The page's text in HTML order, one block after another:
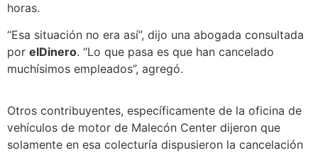
horas.
“Esa situación no era así”, dijo una abogada consultada
por elDinero. “Lo que pasa es que han cancelado
muchísimos empleados”, agregó.
Otros contribuyentes, específicamente de la oficina de
vehículos de motor de Malecón Center dijeron que
solamente en esa colecturía dispusieron la cancelación